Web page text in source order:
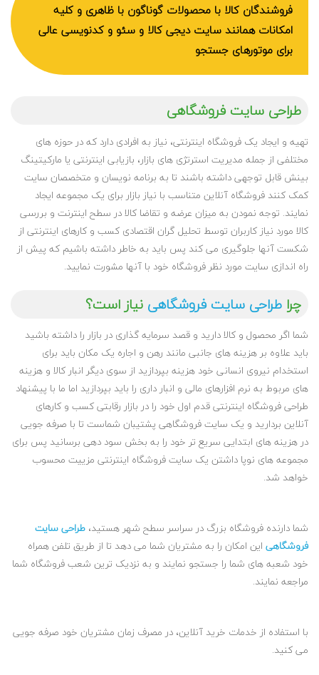
فروشندگان کالا با محصولات گوناگون با ظاهری و کلیه
امکانات همانند سایت دیجی کالا و سئو و کدنویسی عالی
برای موتورهای جستجو
طراحی سایت فروشگاهی
تهیه و ایجاد یک فروشگاه اینترنتی، نیاز به افرادی دارد که در حوزه های
مختلفی از جمله مدیریت استرتژی های بازار، بازیابی اینترنتی یا مارکیتینگ
بینش قابل توجهی داشته باشند تا به برنامه نویسان و متخصصان سایت
کمک کنند فروشگاه آنلاین متناسب با نیاز بازار برای یک مجموعه ایجاد
نمایند. توجه نمودن به میزان عرضه و تقاضا کالا در سطح اینترنت و بررسی
کالا مورد نیاز کاربران توسط تحلیل گران اقتصادی کسب و کارهای اینترنتی از
شکست آنها جلوگیری می کند پس باید به خاطر داشته باشیم که پیش از
راه اندازی سایت مورد نظر فروشگاه خود با آنها مشورت نمایید.
چرا طراحی سایت فروشگاهی نیاز است؟
شما اگر محصول و کالا دارید و قصد سرمایه گذاری در بازار را داشته باشید
باید علاوه بر هزینه های جانبی مانند رهن و اجاره یک مکان باید برای
استخدام نیروی انسانی خود هزینه بپردازید از سوی دیگر انبار کالا و هزینه
های مربوط به نرم افزارهای مالی و انبار داری را باید بپردازید اما ما با پیشنهاد
طراحی فروشگاه اینترنتی قدم اول خود را در بازار رقابتی کسب و کارهای
آنلاین بردارید و یک سایت فروشگاهی پشتیبان شماست تا با صرفه جویی
در هزینه های ابتدایی سریع تر خود را به بخش سود دهی برسانید پس برای
مجموعه های نوپا داشتن یک سایت فروشگاه اینترنتی مزییت محسوب
خواهد شد.
شما دارنده فروشگاه بزرگ در سراسر سطح شهر هستید، طراحی سایت
فروشگاهی این امکان را به مشتریان شما می دهد تا از طریق تلفن همراه
خود شعبه های شما را جستجو نمایند و به نزدیک ترین شعب فروشگاه شما
مراجعه نمایند.
با استفاده از خدمات خرید آنلاین، در مصرف زمان مشتریان خود صرفه جویی
می کنید.